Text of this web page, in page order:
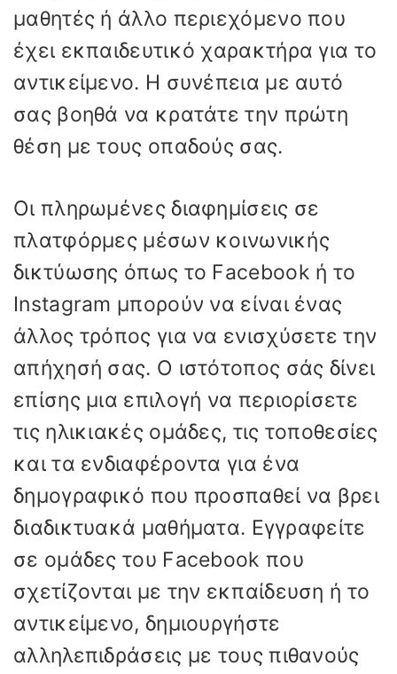
μαθητές ή άλλο περιεχόμενο που
έχει εκπαιδευτικό χαρακτήρα για το
αντικείμενο. Η συνέπεια με αυτό
σας βοηθά να κρατάτε την πρώτη
θέση με τους οπαδούς σας.
Οι πληρωμένες διαφημίσεις σε
πλατφόρμες μέσων κοινωνικής
δικτύωσης όπως το Facebook ή το
Instagram μπορούν να είναι ένας
άλλος τρόπος για να ενισχύσετε την
απήχησή σας. Ο ιστότοπος σάς δίνει
επίσης μια επιλογή να περιορίσετε
τις ηλικιακές ομάδες, τις τοποθεσίες
και τα ενδιαφέροντα για ένα
δημογραφικό που προσπαθεί να βρει
διαδικτυακά μαθήματα. Εγγραφείτε
σε ομάδες του Facebook που
σχετίζονται με την εκπαίδευση ή το
αντικείμενο, δημιουργήστε
αλληλεπιδράσεις με τους πιθανούς